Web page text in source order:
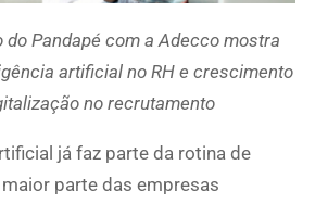
do Pandapé com a Adecco mostra
artificial no RH e crescimento
no recrutamento
já faz parte da rotina de
parte das empresas